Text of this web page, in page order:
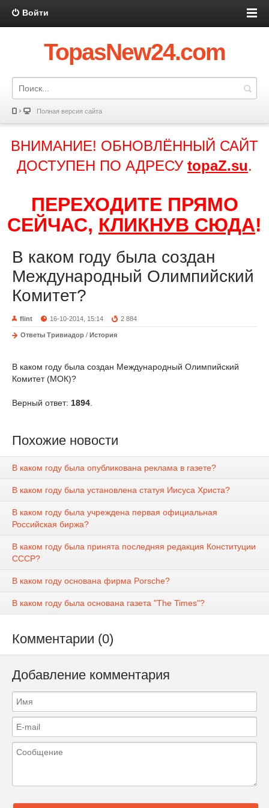
Войти
TopasNew24.com
Полная версия сайта
ВНИМАНИЕ! ОБНОВЛЁННЫЙ САЙТ
ДОСТУПЕН ПО АДРЕСУ topaZ.su.
ПЕРЕХОДИТЕ ПРЯМО
СЕЙЧАС, КЛИКНУВ СЮДА!
В каком году была создан
Международный Олимпийский
Комитет?
flint 16-10-2014, 15:14 2 884
Ответы Тривиадор / История
В каком году была создан Международный Олимпийский
Комитет (МОК)?
Верный ответ: 1894
Похожие новости
В каком году была опубликована реклама в газете?
В каком году была установлена статуя Иисуса Христа?
В каком году была учреждена первая официальная
Российская биржа?
В каком году была принята последняя редакция Конституции
СССР?
В каком году основана фирма Porsche?
В каком году была основана газета "The Times"?
Комментарии (0)
Добавление комментария